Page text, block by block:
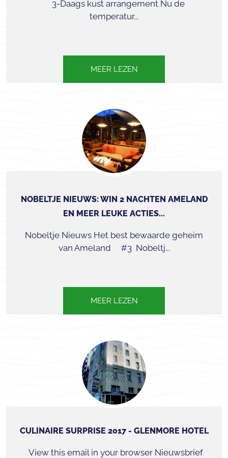
3-Daags kust arrangement Nu de
temperatur...
MEER LEZEN
NOBELTJE NIEUWS: WIN 2 NACHTEN AMELAND
EN MEER LEUKE ACTIES...
Nobeltje Nieuws Het best bewaarde geheim
van Ameland #3 Nobeltj...
MEER LEZEN
CULINAIRE SURPRISE 2017 - GLENMORE HOTEL
View this email in your browser Nieuwsbrief